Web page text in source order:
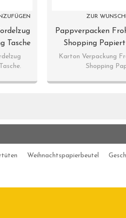
Tasche
ZUR
Pappverpacken
Shopping
Karton Verpackung
Shopping
Weihnachtspapierbeutel